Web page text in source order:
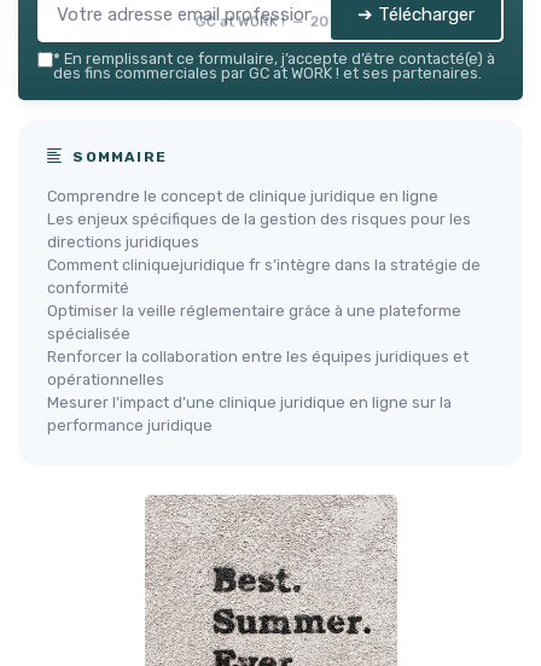
GC at WORK ! — 2026 ➔ Télécharger
* En remplissant ce formulaire, j’accepte d’être contacté(e) à
des fins commerciales par GC at WORK ! et ses partenaires.
SOMMAIRE
Comprendre le concept de clinique juridique en ligne
Les enjeux spécifiques de la gestion des risques pour les
directions juridiques
Comment cliniquejuridique fr s’intègre dans la stratégie de
conformité
Optimiser la veille réglementaire grâce à une plateforme
spécialisée
Renforcer la collaboration entre les équipes juridiques et
opérationnelles
Mesurer l’impact d’une clinique juridique en ligne sur la
performance juridique